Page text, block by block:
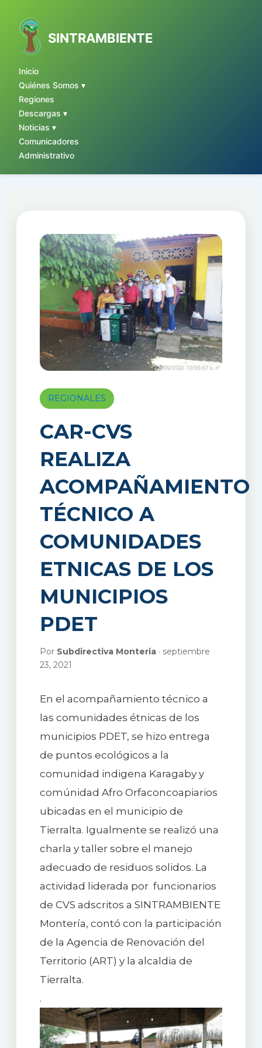
SINTRAMBIENTE
Inicio
Quiénes Somos ▾
Regiones
Descargas ▾
Noticias ▾
Comunicadores
Administrativo
contenido
REGIONALES
CAR-CVS
REALIZA
ACOMPAÑAMIENTO
TÉCNICO A
COMUNIDADES
ETNICAS DE LOS
MUNICIPIOS
PDET
Por Subdirectiva Monteria· septiembre
23, 2021
En el acompañamiento técnico a
las comunidades étnicas de los
municipios PDET, se hizo entrega
de puntos ecológicos a la
comunidad indigena Karagaby y
comúnidad Afro Orfaconcoapiarios
ubicadas en el municipio de
Tierralta. Igualmente se realizó una
charla y taller sobre el manejo
adecuado de residuos solidos. La
actividad liderada por funcionarios
de CVS adscritos a SINTRAMBIENTE
Montería, contó con la participación
de la Agencia de Renovación del
Territorio (ART) y la alcaldia de
Tierralta.
.